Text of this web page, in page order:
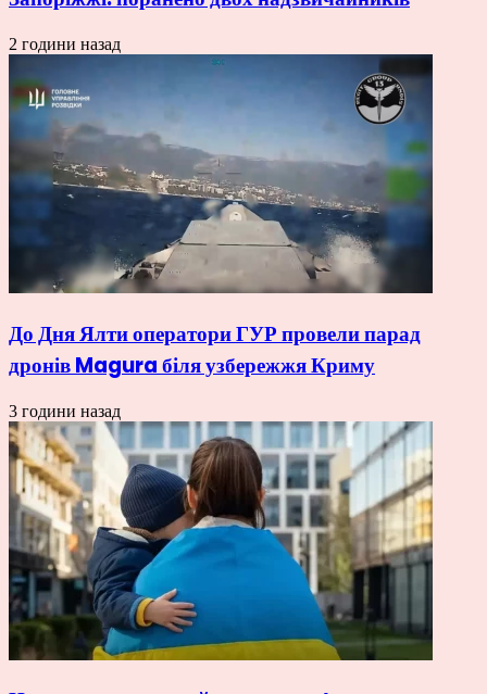
2 години назад
До Дня Ялти оператори ГУР провели парад
дронів Magura біля узбережжя Криму
3 години назад